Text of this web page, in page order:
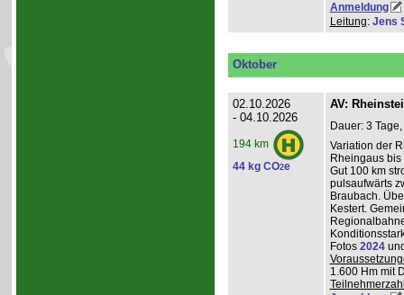
Anmeldung
Leitung: Jens
Oktober
02.10.2026
- 04.10.2026
194 km
44 kg CO2e
AV:
Dauer: 3
Variation der
Rheingaus
Gut 100 km
pulsaufwärts
Braubach.
Kestert.
Fotos 2024
1.600 Hm mit